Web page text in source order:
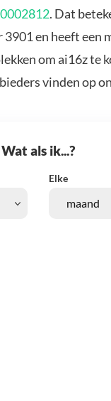
. Dat
3901 en heeft
om ai16z te
vinden op
Wat als ik...?
Elke